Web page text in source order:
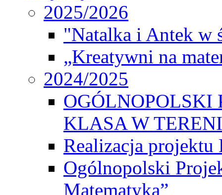
2025/2026
"Natalka i Antek w
„Kreatywni na
2024/2025
OGÓLNOPOLSKI
KLASA W
Realizacja
Ogólnopolski
Matematyka”